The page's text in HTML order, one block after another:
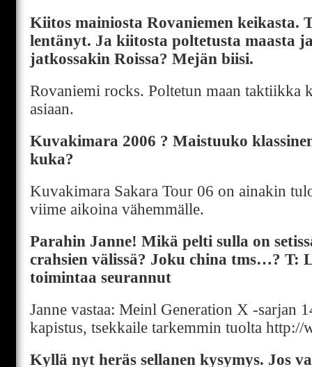
Kiitos mainiosta Rovaniemen keikasta.
lentänyt. Ja kiitosta poltetusta maasta
jatkossakin Roissa? Mejän biisi.
Rovaniemi rocks. Poltetun maan taktiikka
asiaan.
Kuvakimara 2006 ? Maistuuko
kuka?
Kuvakimara Sakara Tour 06 on ainakin
viime aikoina vähemmälle.
Parahin Janne! Mikä pelti sulla on
crahsien välissä? Joku china tms…? T:
toimintaa seurannut
Janne vastaa: Meinl Generation X -sarjan
kapistus, tsekkaile tarkemmin tuolta http://
Kyllä nyt heräs sellanen kysymys. Jos